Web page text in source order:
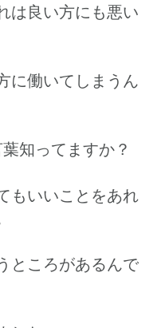
は良い方にも悪い
に働いてしまうん
知ってますか？
もいいことをあれ
ところがあるんで